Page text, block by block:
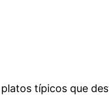
típicos que